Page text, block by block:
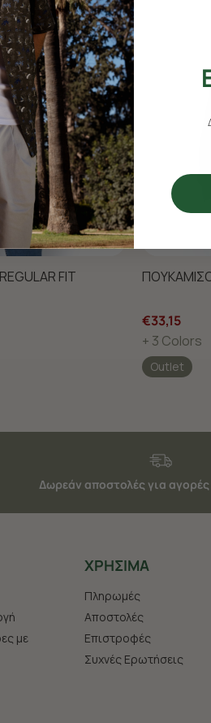
FIT
€33,15
+ 3 Colors
Outlet
Δωρεάν αποστολές για
με
ΧΡHΣΙΜΑ
Πληρωμές
Αποστολές
Επιστροφές
Συχνές Ερωτήσεις